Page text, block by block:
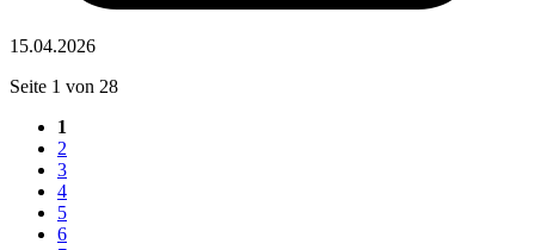
15.04.2026
Seite 1 von 28
1
2
3
4
5
6